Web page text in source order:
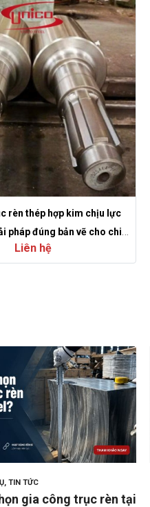
rèn thép hợp kim chịu lực
pháp đúng bản vẽ cho chi
tiết tải nặng
Liên hệ
, TIN TỨC
gia công trục rèn tại